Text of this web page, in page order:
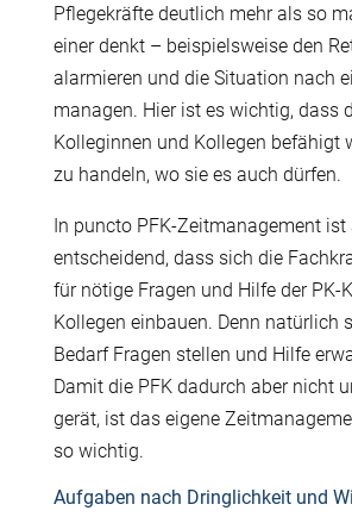
Pflegekräfte deutlich mehr als so
einer denkt – beispielsweise den
alarmieren und die Situation nach
managen. Hier ist es wichtig, dass
Kolleginnen und Kollegen befähigt
zu handeln, wo sie es auch dürfen.
In puncto PFK-Zeitmanagement ist
entscheidend, dass sich die
für nötige Fragen und Hilfe der PK-
Kollegen einbauen. Denn natürlich
Bedarf Fragen stellen und Hilfe
Damit die PFK dadurch aber nicht
gerät, ist das eigene
so wichtig.
Aufgaben nach Dringlichkeit und